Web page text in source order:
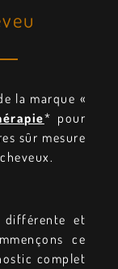
la marque «
* pour
sûr mesure
différente et
ce
complet